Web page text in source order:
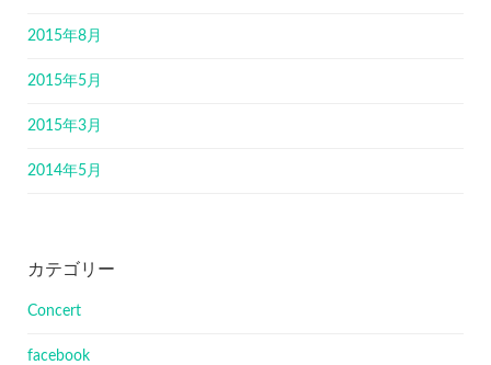
2015年8月
2015年5月
2015年3月
2014年5月
カテゴリー
Concert
facebook